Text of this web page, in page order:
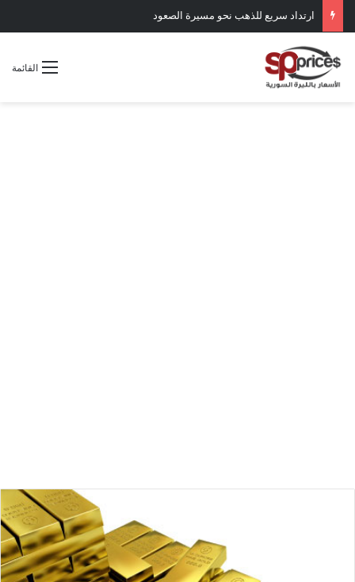
ارتداد سريع للذهب نحو مسيرة الصعود
القائمة